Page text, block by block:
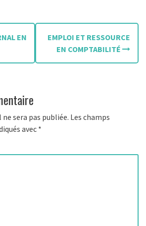
EN
EMPLOI ET RESSOURCE
EN COMPTABILITÉ
sera pas publiée. Les champs
avec *